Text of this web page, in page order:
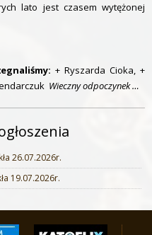
lato jest czasem wytężonej
+ Ryszarda Cioka, +
Wieczny odpoczynek …
26.07.2026r.
19.07.2026r.